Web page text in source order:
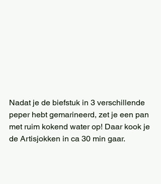
Nadat je de biefstuk in 3 verschillende
peper hebt gemarineerd, zet je een pan
met ruim kokend water op! Daar kook je
de Artisjokken in ca 30 min gaar.